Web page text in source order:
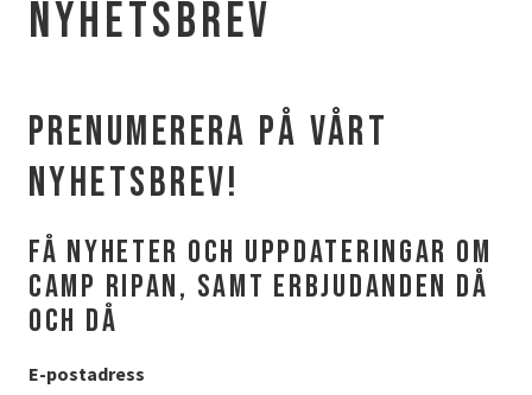
Öppettider & priser
AKTIVITETER
KONFERENS
nyhetsbrev
Prenumerera på vårt
nyhetsbrev!
få nyheter och uppdateringar om
camp ripan, samt erbjudanden då
och då
E-postadress